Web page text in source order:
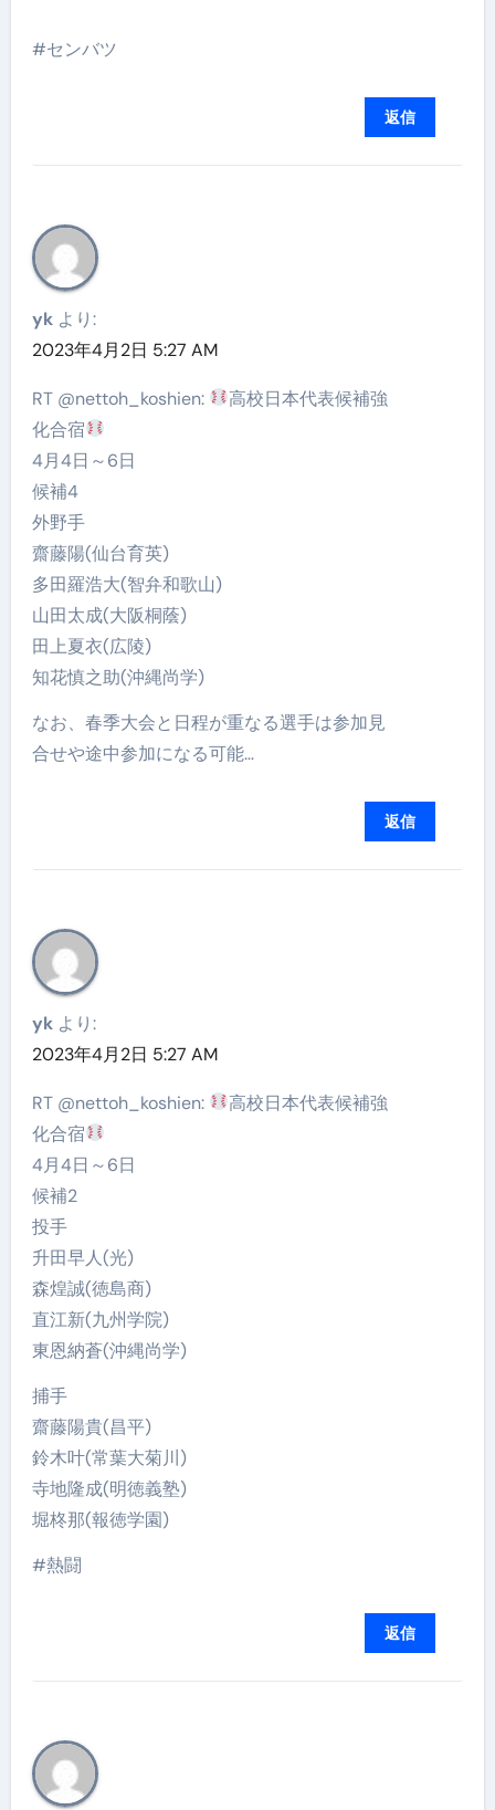
#センバツ
返信
yk より:
2023年4月2日 5:27 AM
RT @nettoh_koshien:
高校日本代表候補強
化合宿
4月4日～6日
候補4
外野手
齋藤陽(仙台育英)
多田羅浩大(智弁和歌山)
山田太成(大阪桐蔭)
田上夏衣(広陵)
知花慎之助(沖縄尚学)
なお、春季大会と日程が重なる選手は参加見
合せや途中参加になる可能…
返信
yk より:
2023年4月2日 5:27 AM
RT @nettoh_koshien:
高校日本代表候補強
化合宿
4月4日～6日
候補2
投手
升田早人(光)
森煌誠(徳島商)
直江新(九州学院)
東恩納蒼(沖縄尚学)
捕手
齋藤陽貴(昌平)
鈴木叶(常葉大菊川)
寺地隆成(明徳義塾)
堀柊那(報徳学園)
#熱闘
返信